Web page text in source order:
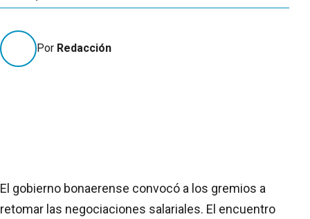
Por Redacción
El gobierno bonaerense convocó a los gremios a
retomar las negociaciones salariales. El encuentro